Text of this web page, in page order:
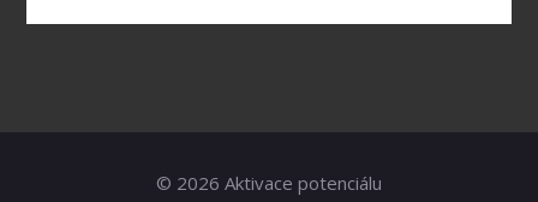
© 2026 Aktivace potenciálu